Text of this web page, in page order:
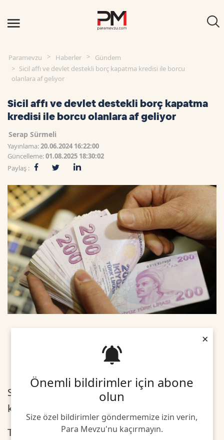
Önemli bildirimler için abone
olun
Size özel bildirimler göndermemize izin verin,
Para Mevzu'nu kaçırmayın.
×
Paramevzu Haberler
Gündem
Sicil affı ve devlet destekli borç kapatma kredisi ile borcu
olanlara af geliyor
Sicil affı ve devlet destekli borç kapatma
kredisi ile borcu olanlara af geliyor
Serap Sürmeli
Yayınlama:20.06.2024 16:22:00
Güncelleme:01.08.2025 18:30:02
Paylaş :
Sicil affı ve devlet destekli borç kapatma
kredisi için hazırlıkların yapıldığı iddia edildi.
TBMM'de kabul edilen sicil affı ve devlet